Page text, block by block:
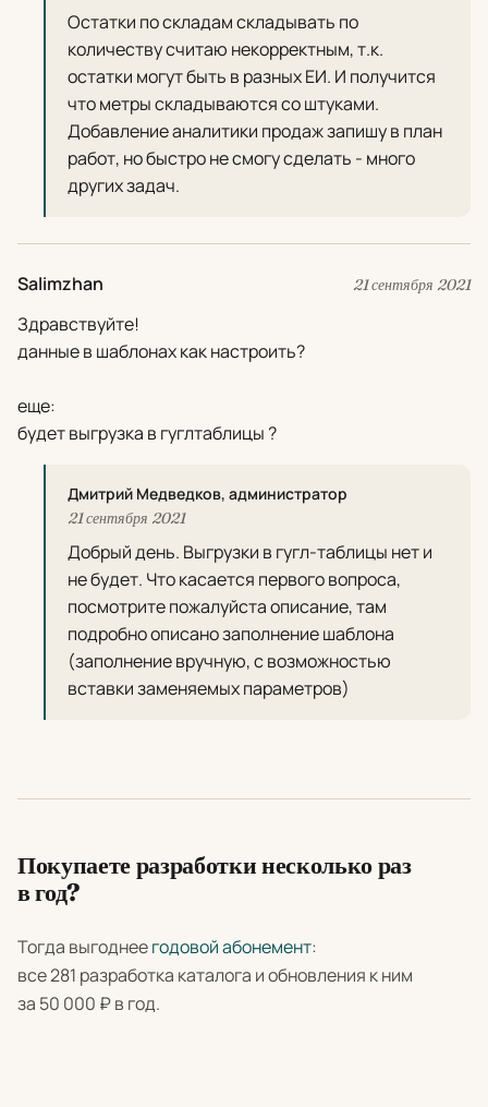
Остатки по складам складывать по
количеству считаю некорректным, т.к.
остатки могут быть в разных ЕИ. И получится
что метры складываются со штуками.
Добавление аналитики продаж запишу в план
работ, но быстро не смогу сделать - много
других задач.
Salimzhan 21 сентября 2021
Здравствуйте!
данные в шаблонах как настроить?
еще:
будет выгрузка в гуглтаблицы ?
Дмитрий Медведков, администратор
21 сентября 2021
Добрый день. Выгрузки в гугл-таблицы нет и
не будет. Что касается первого вопроса,
посмотрите пожалуйста описание, там
подробно описано заполнение шаблона
(заполнение вручную, с возможностью
вставки заменяемых параметров)
Покупаете разработки несколько раз
в год?
Тогда выгоднеегодовой абонемент:
все 281 разработка каталога и обновления к ним
за 50 000 ₽ в год.